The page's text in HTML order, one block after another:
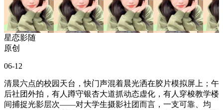
星恋影随
原创
06-12
清晨六点的校园天台，快门声混着晨光洒在胶片模拟屏上；午
后社团外拍，有人蹲守银杏大道抓动态虚化，有人穿梭教学楼
间捕捉光影层次——对大学生摄影社团而言，一支可靠、均